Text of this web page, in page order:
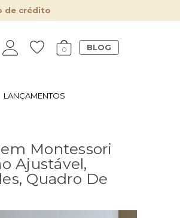
de crédito
0 BLOG
LANÇAMENTOS
Montessori
Ajustável,
Quadro De